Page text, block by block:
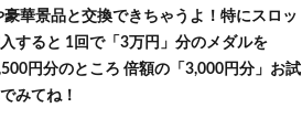
華景品と交換できちゃうよ！特にスロッ
すると 1回で「3万円」分のメダルを
円分のところ 倍額の「3,000円分」お試
みてね！